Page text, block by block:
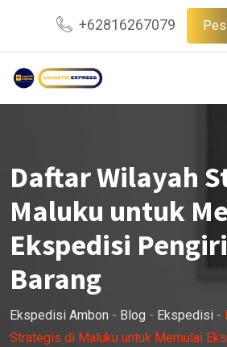
content
+62816267079
Daftar Wilayah
Maluku untuk
Ekspedisi
Barang
Ekspedisi Ambon - Blog - Ekspedisi -
Strategis di Maluku untuk Memulai